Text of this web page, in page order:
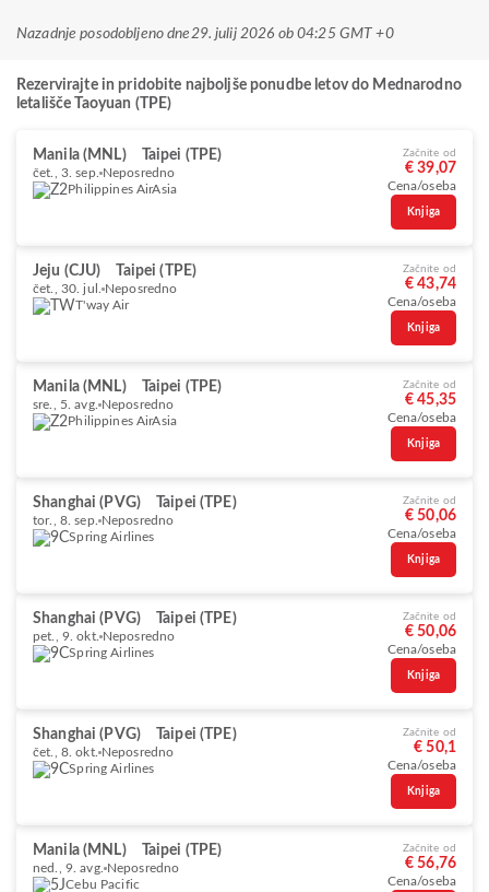
Nazadnje posodobljeno dne29. julij 2026 ob 04:25 GMT +0
Rezervirajte in pridobite najboljše ponudbe letov do Mednarodno
letališče Taoyuan (TPE)
Manila (MNL) Taipei (TPE)
čet., 3. sep. Neposredno
Philippines AirAsia
Začnite od
€ 39,07
Cena/oseba
Knjiga
Jeju (CJU) Taipei (TPE)
čet., 30. jul.
Neposredno
T'way Air
Začnite od
€ 43,74
Cena/oseba
Knjiga
Manila (MNL) Taipei (TPE)
sre., 5. avg. Neposredno
Philippines AirAsia
Začnite od
€ 45,35
Cena/oseba
Knjiga
Shanghai (PVG) Taipei (TPE)
tor., 8. sep. Neposredno
Spring Airlines
Začnite od
€ 50,06
Cena/oseba
Knjiga
Shanghai (PVG) Taipei (TPE)
pet., 9. okt. Neposredno
Spring Airlines
Začnite od
€ 50,06
Cena/oseba
Knjiga
Shanghai (PVG) Taipei (TPE)
čet., 8. okt. Neposredno
Spring Airlines
Začnite od
€ 50,1
Cena/oseba
Knjiga
Manila (MNL) Taipei (TPE)
ned., 9. avg. Neposredno
Cebu Pacific
Začnite od
€ 56,76
Cena/oseba